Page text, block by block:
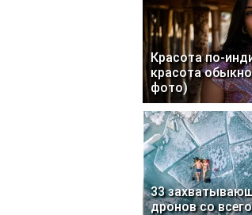
Красота по-
красота
фото)
33
дронов со